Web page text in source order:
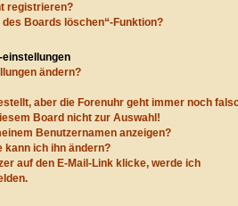
registrieren?
Boards löschen“-Funktion?
einstellungen
ändern?
aber die Forenuhr geht immer noch
Board nicht zur Auswahl!
Benutzernamen anzeigen?
kann ich ihn ändern?
auf den E-Mail-Link klicke, werde ich